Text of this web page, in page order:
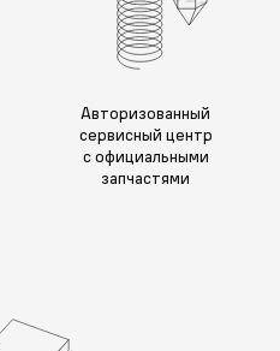
Авторизованный
сервисный центр
с официальными
запчастями